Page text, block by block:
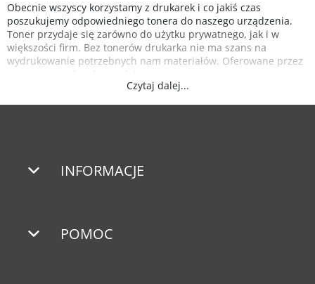
Obecnie wszyscy korzystamy z drukarek i co jakiś czas
poszukujemy odpowiedniego tonera do naszego urządzenia.
Toner przydaje się zarówno do użytku prywatnego, jak i w
większości firm. Bez tonerów drukarka nie ma szans na
wydrukowanie potrzebnych nam materiałów. Oferowane przez
nas tonery są bardzo wydajne.
Czytaj dalej...
INFORMACJE
POMOC